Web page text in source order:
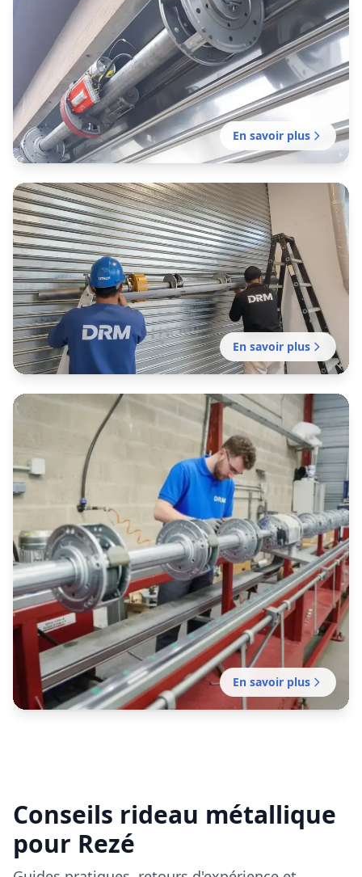
Motorisation rideau métallique
Rezé
Motorisation de votre rideau manuel existant
avec possibilité de contrôle à distance et
domotique.
Installation rideau métallique
Rezé
Installation complète de rideau métallique sur
mesure pour commerce, entrepôt ou local
professionnel à Nantes.
Fabrication rideau métallique
Rezé
Fabrication française de rideaux métalliques
100% sur mesure, adaptés à vos dimensions
exactes.
En savoir plus
Conseils rideau métallique
pour Rezé
Guides pratiques, retours d'expérience et